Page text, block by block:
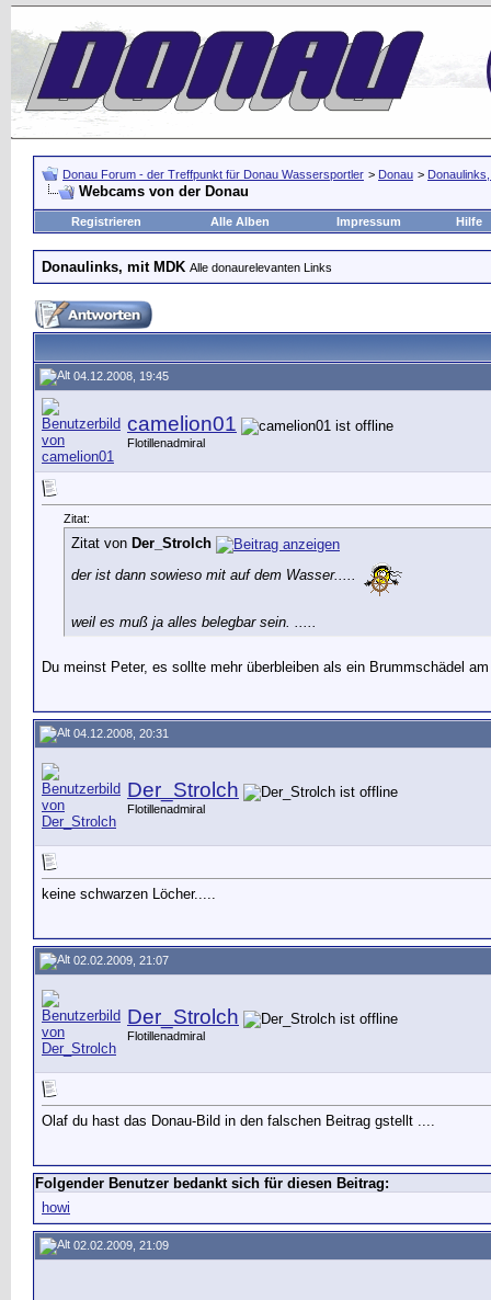
Donau Forum - der Treffpunkt für Donau Wassersportler > Donau >
Webcams von der Donau
Registrieren Alle Alben Impressum Hilfe
Donaulinks, mit MDK Alle donaurelevanten Links
04.12.2008, 19:45
camelion01
Flotillenadmiral
Zitat:
Zitat von Der_Strolch
der ist dann sowieso mit auf dem Wasser.....
weil es muß ja alles belegbar sein. .....
Du meinst Peter, es sollte mehr überbleiben als ein Brummschädel
04.12.2008, 20:31
Der_Strolch
Flotillenadmiral
keine schwarzen Löcher.....
02.02.2009, 21:07
Der_Strolch
Flotillenadmiral
Olaf du hast das Donau-Bild in den falschen Beitrag gstellt ....
Folgender Benutzer bedankt sich für diesen Beitrag:
howi
02.02.2009, 21:09